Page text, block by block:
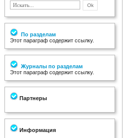
По разделам
Этот параграф содержит ссылку.
Журналы по разделам
Этот параграф содержит ссылку.
Партнеры
Информация